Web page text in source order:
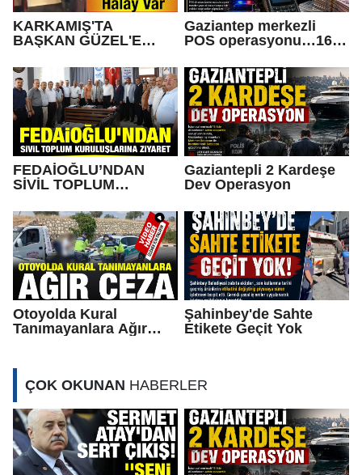
KARKAMIŞ'TA
BAŞKAN GÜZEL'E
Yok, Halay Var
Gaziantep merkezli
POS operasyonu…16
FEDAİOĞLU’NDAN
SİVİL TOPLUM
ZİYARET
Gaziantepli 2 Kardeşe
Dev Operasyon
Otoyolda Kural
Tanımayanlara Ağır
Şahinbey'de Sahte
Etikete Geçit Yok
ÇOK OKUNAN HABERLER